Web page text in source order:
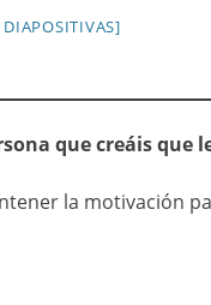
que creáis que
la motivación